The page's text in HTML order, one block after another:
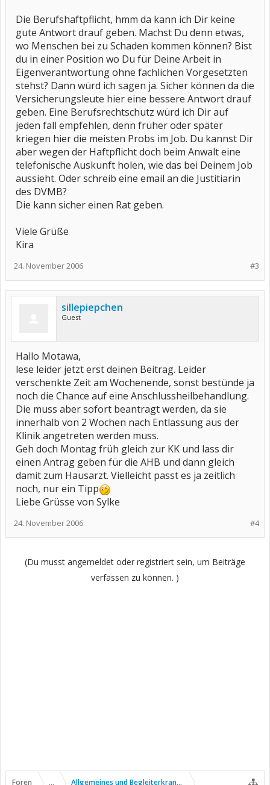
Die Berufshaftpflicht, hmm da kann ich Dir keine
gute Antwort drauf geben. Machst Du denn etwas,
wo Menschen bei zu Schaden kommen können? Bist
du in einer Position wo Du für Deine Arbeit in
Eigenverantwortung ohne fachlichen Vorgesetzten
stehst? Dann würd ich sagen ja. Sicher können da die
Versicherungsleute hier eine bessere Antwort drauf
geben. Eine Berufsrechtschutz würd ich Dir auf
jeden fall empfehlen, denn früher oder später
kriegen hier die meisten Probs im Job. Du kannst Dir
aber wegen der Haftpflicht doch beim Anwalt eine
telefonische Auskunft holen, wie das bei Deinem Job
aussieht. Oder schreib eine email an die Justitiarin
des DVMB?
Die kann sicher einen Rat geben.
Viele Grüße
Kira
#3
24. November 2006
sillepiepchen
Guest
Hallo Motawa,
lese leider jetzt erst deinen Beitrag. Leider
verschenkte Zeit am Wochenende, sonst bestünde ja
noch die Chance auf eine Anschlussheilbehandlung.
Die muss aber sofort beantragt werden, da sie
innerhalb von 2 Wochen nach Entlassung aus der
Klinik angetreten werden muss.
Geh doch Montag früh gleich zur KK und lass dir
einen Antrag geben für die AHB und dann gleich
damit zum Hausarzt. Vielleicht passt es ja zeitlich
noch, nur ein Tipp
Liebe Grüsse von Sylke
#4
24. November 2006
(Du musst angemeldet oder registriert sein, um Beiträge
verfassen zu können. )
Foren ... Allgemeines und Begleiterkrankungen